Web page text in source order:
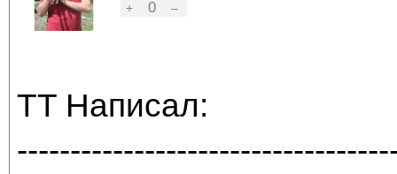
+
0 –
TT Написал: